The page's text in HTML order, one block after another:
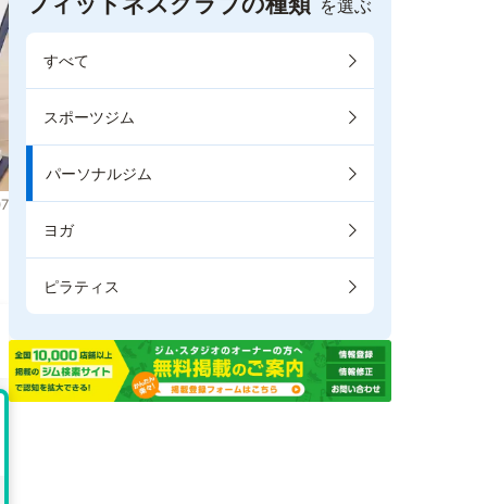
を選ぶ
すべて
スポーツジム
パーソナルジム
ヨガ
ピラティス